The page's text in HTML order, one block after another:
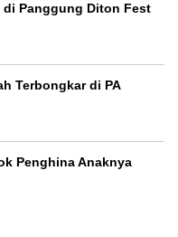
di Panggung Diton Fest
Terbongkar di PA
Penghina Anaknya